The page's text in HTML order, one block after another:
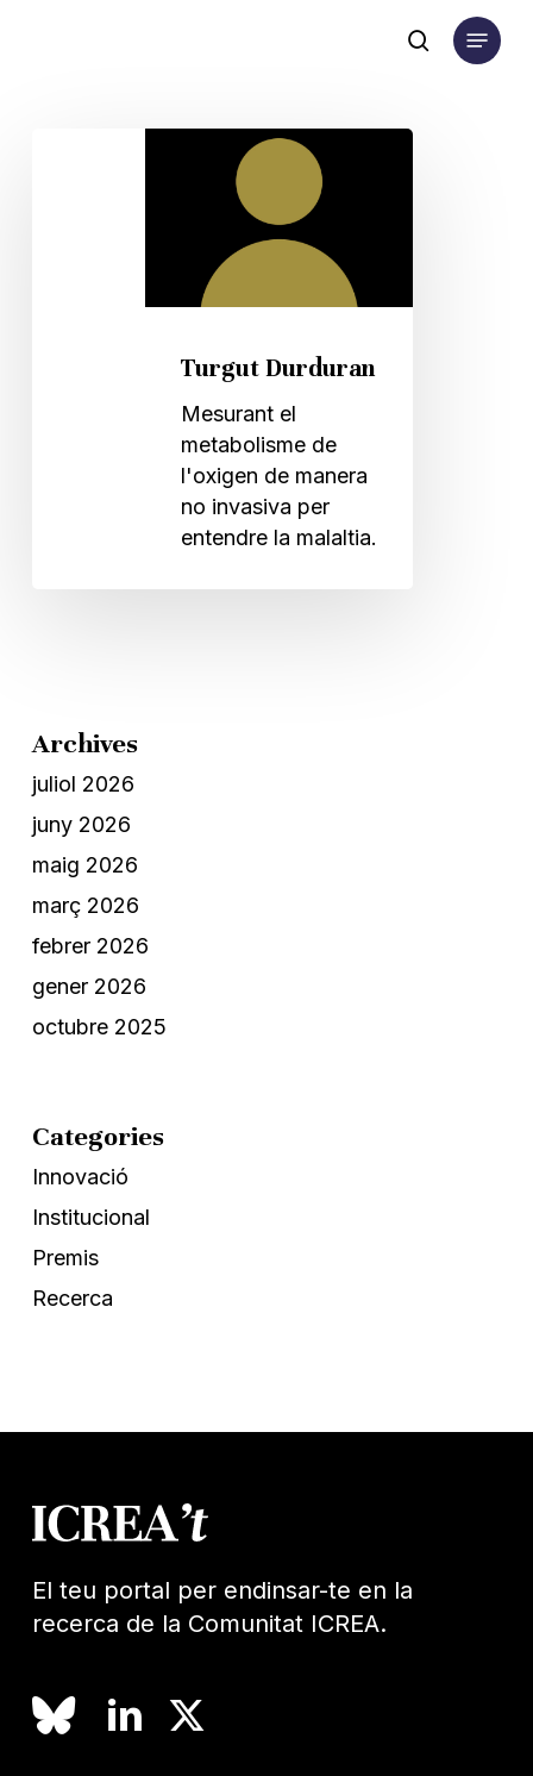
search
Menu
Turgut Durduran
Mesurant el
metabolisme de
l'oxigen de manera
no invasiva per
entendre la malaltia.
Archives
juliol 2026
juny 2026
maig 2026
març 2026
febrer 2026
gener 2026
octubre 2025
Categories
Innovació
Institucional
Premis
Recerca
El teu portal per endinsar-te en la
recerca de la Comunitat ICREA.